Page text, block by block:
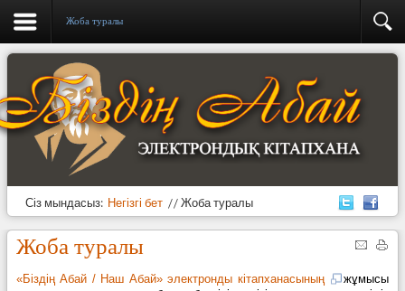
Жоба туралы
Сіз мындасыз: Негізгі бет // Жоба туралы
Жоба туралы
«Біздің Абай / Наш Абай» электронды кітапханасының
жұмысы